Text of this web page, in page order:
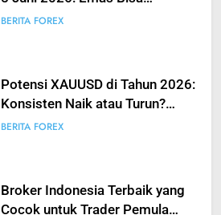
Bergerak Tajam, Traders Perlu
BERITA FOREX
Potensi XAUUSD di Tahun 2026:
Konsisten Naik atau Turun?
Analisis Mendalam Trading
BERITA FOREX
Broker Indonesia Terbaik yang
Cocok untuk Trader Pemula